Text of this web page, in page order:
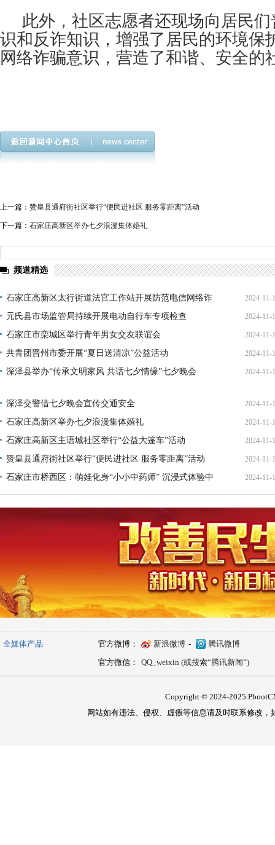
此外，社区志愿者还现场向居民
识和反诈知识，增强了居民的环境保
网络诈骗意识，营造了和谐、安全的
上一篇： 赞皇县通府街社区举行“便民进社区 服务零距离”活动
下一篇： 石家庄高新区举办七夕浪漫集体婚礼
频道精选
石家庄高新区太行街道法官工作站开展防范电信网络诈
骗系列普法活动
2024-11-
元氏县市场监管局持续开展电动自行车专项检查 2024-11-
石家庄市栾城区举行青年男女交友联谊会 2024-11-
共青团晋州市委开展“夏日送清凉”公益活动 2024-11-
深泽县举办“传承文明家风 共话七夕情缘”七夕晚会 2024-11-
深泽交警借七夕晚会宣传交通安全 2024-11-
石家庄高新区举办七夕浪漫集体婚礼 2024-11-
石家庄高新区主语城社区举行“公益大篷车”活动 2024-11-
赞皇县通府街社区举行“便民进社区 服务零距离”活动 2024-11-
石家庄市桥西区：萌娃化身“小小中药师” 沉浸式体验中
医药文化
2024-11-
全媒体产品 官方微博： 新浪微博 -
腾讯微博
官方微信：
QQ_weixin (或搜索“腾讯新闻”)
Copyright © 2024-2025
网站如有违法、侵权、虚假等信息请及时联系修改